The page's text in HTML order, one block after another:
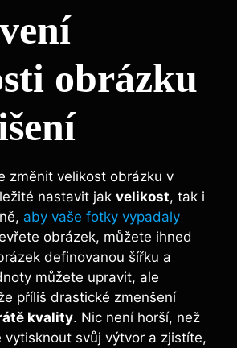
obrázku
změnit velikost obrázku v
nastavit jak velikost, tak i
aby vaše fotky vypadaly
obrázek, můžete ihned
definovanou šířku a
můžete upravit, ale
příliš drastické zmenšení
kvality. Nic není horší, než
vytisknout svůj výtvor a zjistíte,